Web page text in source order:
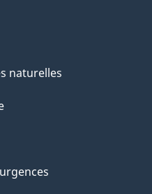
naturelles